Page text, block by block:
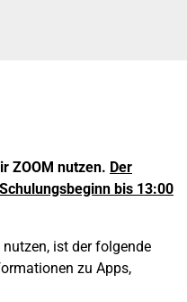
ZOOM nutzen. Der
bis 13:00
ist der folgende
zu Apps,